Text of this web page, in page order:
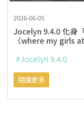
2026-06-05
Jocelyn 9.4.0 化身
〈where my girls
#Jocelyn 9.4.0
閱讀更多